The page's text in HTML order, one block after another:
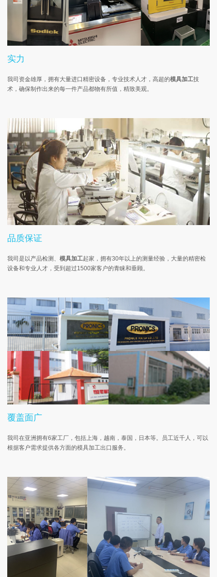
实力
我司资金雄厚，拥有大量进口精密设备，专业技术人才，高超的模具加工技
术，确保制作出来的每一件产品都物有所值，精致美观。
品质保证
我司是以产品检测、 模具加工起家，拥有30年以上的测量经验，大量的精密检
设备和专业人才，受到超过1500家客户的青睐和垂顾。
覆盖面广
我司在亚洲拥有6家工厂，包括上海，越南，泰国，日本等。员工近千人，可以
根据客户需求提供各方面的模具加工出口服务。